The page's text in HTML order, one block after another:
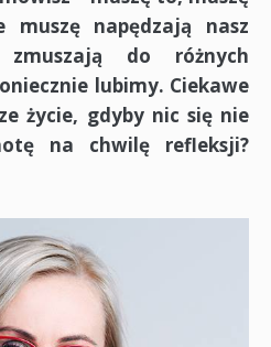
muszę napędzają nasz
do różnych
lubimy. Ciekawe
życie, gdyby nic się nie
na chwilę refleksji?